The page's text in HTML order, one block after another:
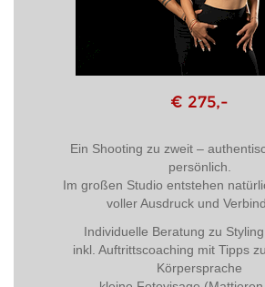
€ 275,-
Ein Shooting zu zweit –
persönlich.
Im großen Studio entstehen
voller Ausdruck und
Individuelle Beratung zu
inkl. Auftrittscoaching mit Tipps
Körpersprache